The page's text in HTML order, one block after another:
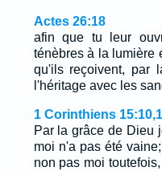
Actes 26:18
afin que tu leur
ténèbres à la lumière
qu'ils reçoivent, par
l'héritage avec les
1 Corinthiens
Par la grâce de Dieu
moi n'a pas été
non pas moi